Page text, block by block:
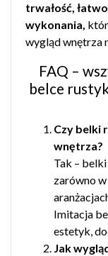
trwałość,
wykonania,
wygląd wnętrza
FAQ –
belce
Czy belki
wnętrza?
Tak –
zarówno
Imitacja
estetyk,
Jak